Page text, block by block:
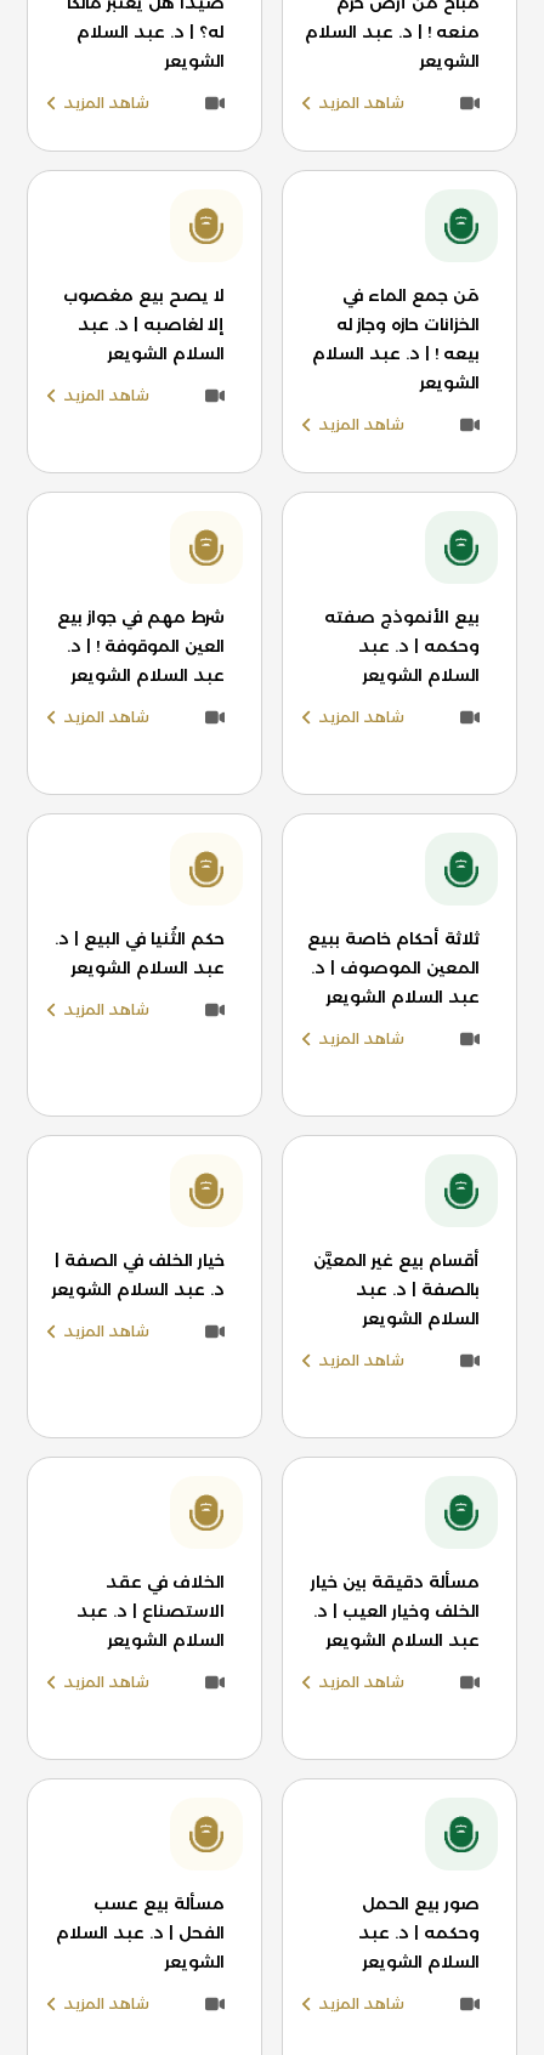
منعه ! | د. عبد السلام
الشويعر
شاهد المزيد
له؟ | د. عبد السلام
الشويعر
شاهد المزيد
مَن جمع الماء في
الخزانات حازه وجاز له
بيعه ! | د. عبد السلام
الشويعر
شاهد المزيد
لا يصح بيع مغصوب
إلا لغاصبه | د. عبد
السلام الشويعر
شاهد المزيد
بيع الأنموذج صفته
وحكمه | د. عبد
السلام الشويعر
شاهد المزيد
شرط مهم في جواز بيع
العين الموقوفة ! | د.
عبد السلام الشويعر
شاهد المزيد
ثلاثة أحكام خاصة ببيع
المعين الموصوف | د.
عبد السلام الشويعر
شاهد المزيد
حكم الثُنيا في البيع | د.
عبد السلام الشويعر
شاهد المزيد
أقسام بيع غير المعيَّن
بالصفة | د. عبد
السلام الشويعر
شاهد المزيد
خيار الخلف في الصفة |
د. عبد السلام الشويعر
شاهد المزيد
مسألة دقيقة بين خيار
الخلف وخيار العيب | د.
عبد السلام الشويعر
شاهد المزيد
الخلاف في عقد
الاستصناع | د. عبد
السلام الشويعر
شاهد المزيد
صور بيع الحمل
وحكمه | د. عبد
السلام الشويعر
شاهد المزيد
مسألة بيع عسب
الفحل | د. عبد السلام
الشويعر
شاهد المزيد